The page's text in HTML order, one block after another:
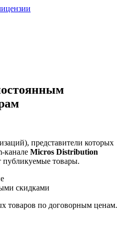
представители которых
канале Micros Distribution
публикуемые товары.
скидками
товаров по договорным ценам.